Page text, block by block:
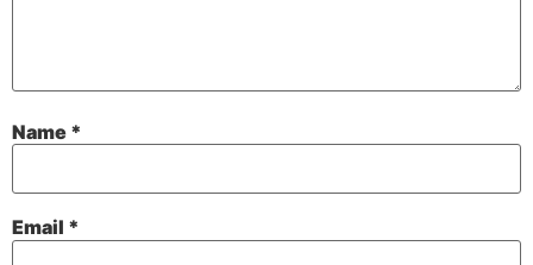
Name *
Email *